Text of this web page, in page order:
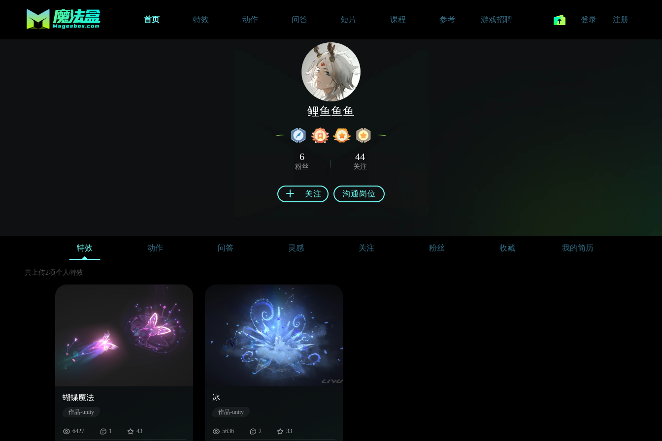
首页 特效 动作 问答 短片 课程 参考 游戏招聘 登录 注册
鲤鱼鱼鱼
6
粉丝
44
关注
关注 沟通岗位
特效 动作 问答 灵感 关注 粉丝 收藏 我的简历
共上传2项个人特效
蝴蝶魔法
作品-unity
6427 1 43
冰
作品-unity
5636 2 33